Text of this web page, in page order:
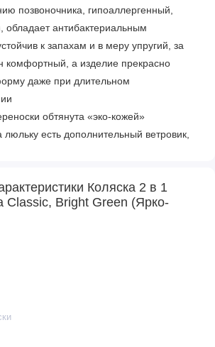
позвоночника, гипоаллергенный,
обладает антибактериальным
к запахам и в меру упругий, за
комфортный, а изделие прекрасно
даже при длительном
обтянута «эко-кожей»
люльку есть дополнительный ветровик,
пластик
обивки и чехла на матрасик:
(можно снять для стирки)
обивки: 100% полиэстер
6 мес. и примерно до 3-х лет
вес ребенка: 15 кг
Коляска 2 в 1
Classic, Bright Green (Ярко-